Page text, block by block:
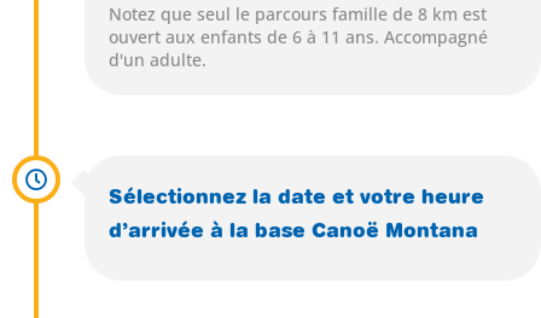
Notez que seul le parcours famille de 8 km est
ouvert aux enfants de 6 à 11 ans. Accompagné
d'un adulte.
Sélectionnez la date et votre heure
d’arrivée à la base Canoë Montana